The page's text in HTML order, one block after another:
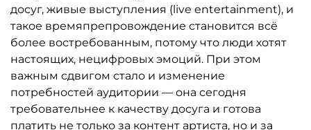
досуг, живые выступления (live entertainment), и
такое времяпрепровождение становится всё
более востребованным, потому что люди хотят
настоящих, нецифровых эмоций. При этом
важным сдвигом стало и изменение
потребностей аудитории — она сегодня
требовательнее к качеству досуга и готова
платить не только за контент артиста, но и за